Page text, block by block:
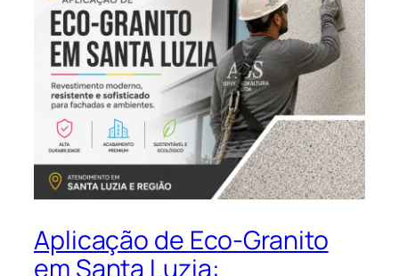
Aplicação de Eco-Granito
em Santa Luzia: